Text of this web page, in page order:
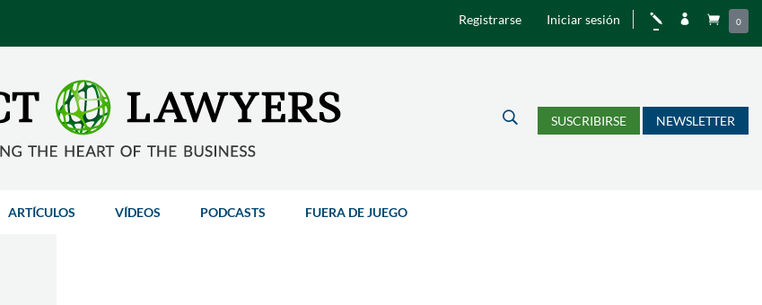
Registrarse Iniciar sesión j   0
U SUSCRIBIRSE NEWSLETTER
ARTÍCULOS VÍDEOS PODCASTS FUERA DE JUEGO